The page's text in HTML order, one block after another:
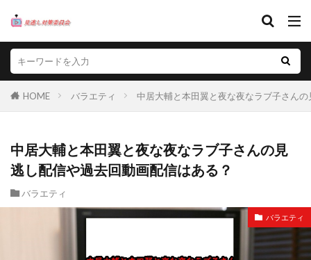
HOME バラエティ 中居大輔と本田翼と夜な夜なラブ子さん
中居大輔と本田翼と夜な夜なラブ子さんの見
逃し配信や過去回動画配信はある？
バラエティ
バラエティ